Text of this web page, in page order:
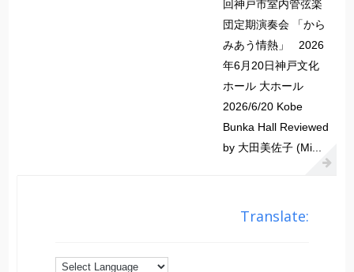
回神戸市室内管弦楽
団定期演奏会 「から
みあう情熱」 2026
年6月20日神戸文化
ホール 大ホール
2026/6/20 Kobe
Bunka Hall Reviewed
by 大田美佐子 (Mi...
Translate: